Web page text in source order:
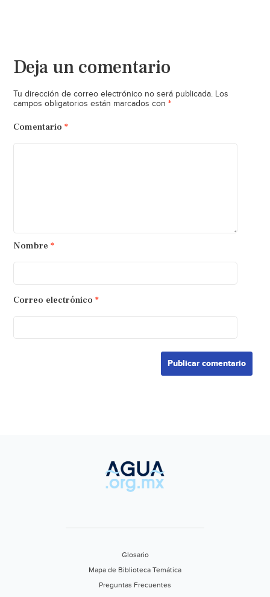
Deja un comentario
Tu dirección de correo electrónico no será publicada. Los
campos obligatorios están marcados con *
Comentario *
Nombre *
Correo electrónico *
Glosario
Mapa de Biblioteca Temática
Preguntas Frecuentes